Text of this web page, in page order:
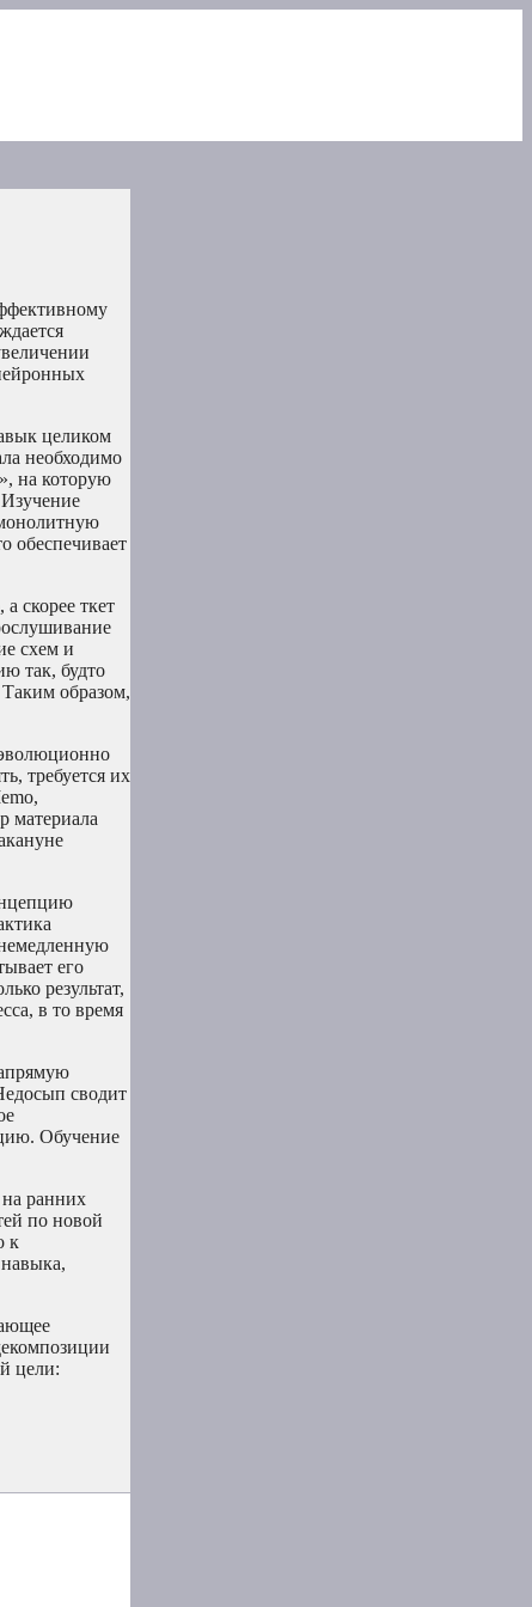
целиком
необходимо
на которую
обеспечивает
скорее ткет
схем и
так, будто
образом,
требуется их
материала
его
результат,
в то время
сводит
Обучение
ранних
по новой
к
цели: